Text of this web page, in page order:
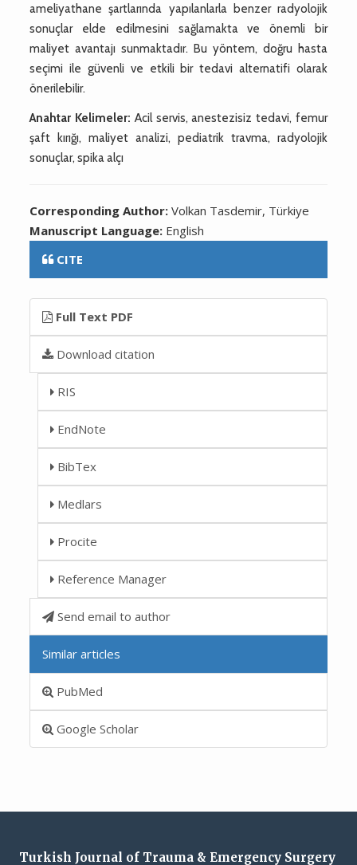
ameliyathane şartlarında yapılanlarla benzer radyolojik
sonuçlar elde edilmesini sağlamakta ve önemli bir
maliyet avantajı sunmaktadır. Bu yöntem, doğru hasta
seçimi ile güvenli ve etkili bir tedavi alternatifi olarak
önerilebilir.
Anahtar Kelimeler: Acil servis, anestezisiz tedavi, femur
şaft kırığı, maliyet analizi, pediatrik travma, radyolojik
sonuçlar, spika alçı
Corresponding Author:Volkan Tasdemir, Türkiye
Manuscript Language: English
CITE
Full Text PDF
Download citation
RIS
EndNote
BibTex
Medlars
Procite
Reference Manager
Send email to author
Similar articles
PubMed
Google Scholar
Turkish Journal of Trauma & Emergency Surgery